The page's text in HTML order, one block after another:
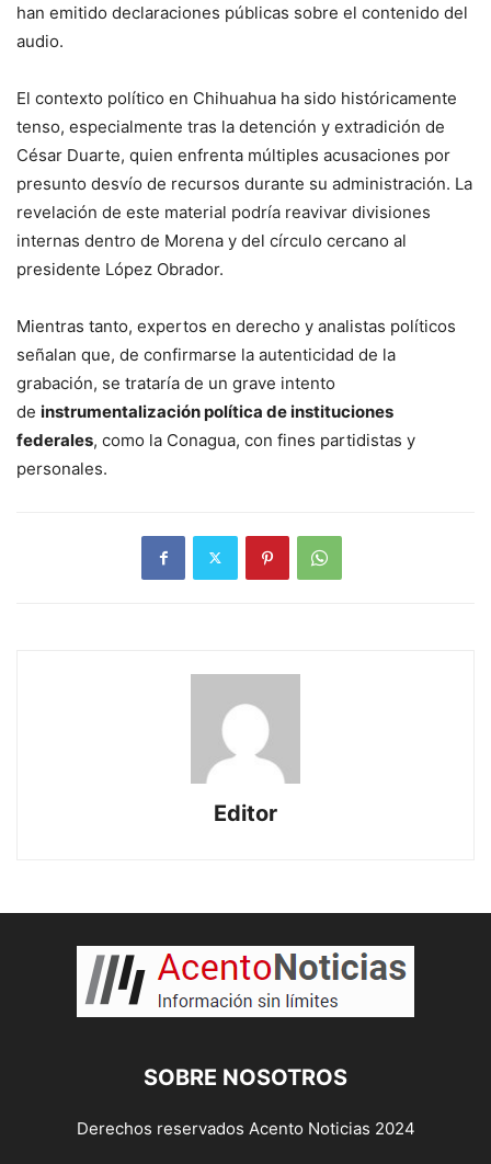
han emitido declaraciones públicas sobre el contenido del
audio.
El contexto político en Chihuahua ha sido históricamente
tenso, especialmente tras la detención y extradición de
César Duarte, quien enfrenta múltiples acusaciones por
presunto desvío de recursos durante su administración. La
revelación de este material podría reavivar divisiones
internas dentro de Morena y del círculo cercano al
presidente López Obrador.
Mientras tanto, expertos en derecho y analistas políticos
señalan que, de confirmarse la autenticidad de la
grabación, se trataría de un grave intento
de instrumentalización política de instituciones
federales, como la Conagua, con fines partidistas y
personales.
Editor
SOBRE NOSOTROS
Derechos reservados Acento Noticias 2024